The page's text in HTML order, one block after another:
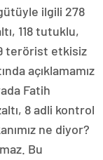
ilgili 278
118 tutuklu,
terörist etkisiz
açıklamamız
Fatih
8 adli kontrol
ne diyor?
Bu